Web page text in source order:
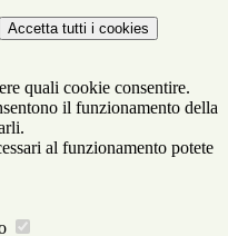
Accetta tutti i cookies
quali cookie consentire.
il funzionamento della
al funzionamento potete